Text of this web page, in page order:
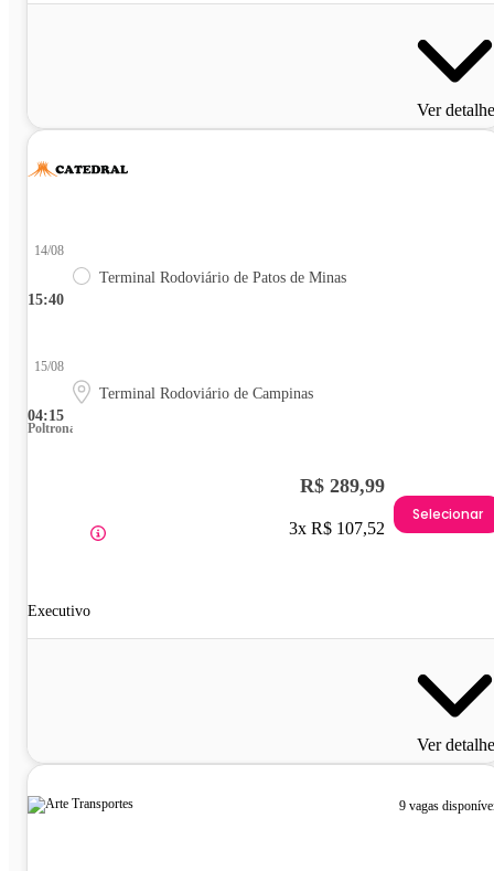
Ver
15:40
14/08
Terminal Rodoviário de Patos de Minas
04:15
15/08
Terminal Rodoviário de Campinas
Poltrona
Executivo
R$ 289,99
3x R$ 107,52
Selecionar
Ver
9 vagas